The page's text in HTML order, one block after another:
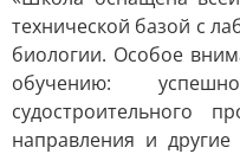
технической базой с
биологии. Особое
обучению:
судостроительного
направления и